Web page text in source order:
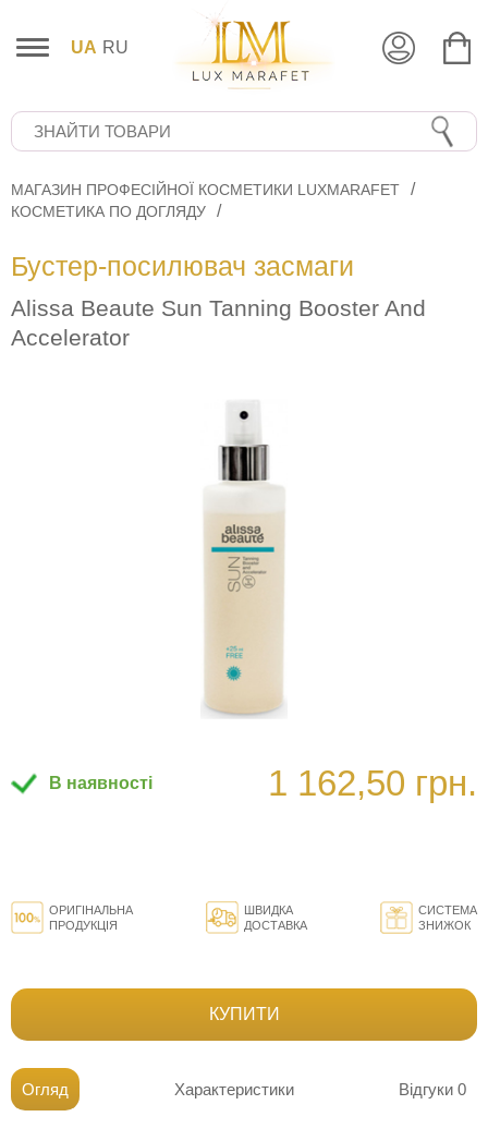
UA RU
МАГАЗИН ПРОФЕСІЙНОЇ КОСМЕТИКИ LUXMARAFET
КОСМЕТИКА ПО ДОГЛЯДУ
Бустер-посилювач засмаги
Alissa Beaute Sun Tanning Booster And
Accelerator
В наявності 1 162,50 грн.
ОРИГІНАЛЬНА
ПРОДУКЦІЯ
ШВИДКА
ДОСТАВКА
СИСТЕМА
ЗНИЖОК
КУПИТИ
Огляд Характеристики Відгуки 0